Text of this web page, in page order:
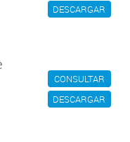
DESCARGAR
CONSULTAR
DESCARGAR